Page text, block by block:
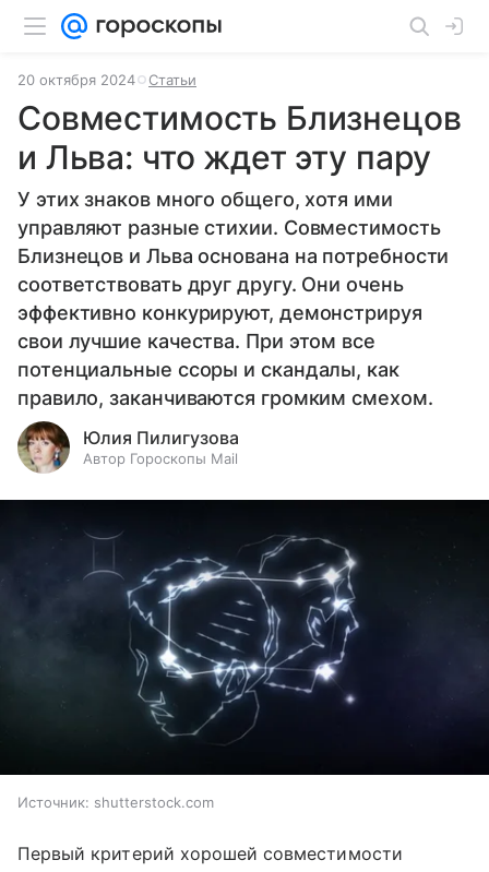
20 октября 2024 Статьи
Совместимость Близнецов
и Льва: что ждет эту пару
У этих знаков много общего, хотя ими
управляют разные стихии. Совместимость
Близнецов и Льва основана на потребности
соответствовать друг другу. Они очень
эффективно конкурируют, демонстрируя
свои лучшие качества. При этом все
потенциальные ссоры и скандалы, как
правило, заканчиваются громким смехом.
Юлия Пилигузова
Автор Гороскопы Mail
Источник: shutterstock.com
Первый критерий хорошей совместимости